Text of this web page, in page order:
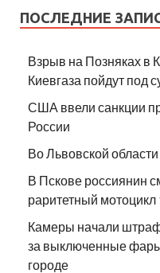
ПОСЛЕДНИЕ
Взрыв на Позняках в
Киевгаза пойдут под
США ввели санкции
России
Во Львовской
В Пскове россиянин
раритетный мотоцикл
Камеры начали
за выключенные
городе